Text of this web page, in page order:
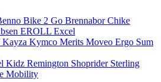
Bike 2 Go Brennabor Chike
EROLL Excel
Kayza Kymco Merits Moveo Ergo Sum
Kidz Remington Shoprider Sterling
Mobility